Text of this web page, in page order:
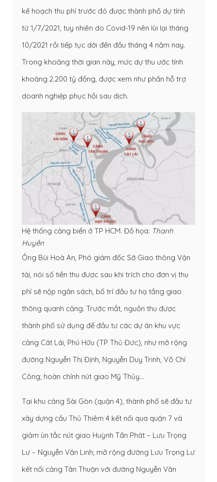
kế hoạch thu phí trước đó được thành phố dự tính
từ 1/7/2021, tuy nhiên do Covid-19 nên lùi lại tháng
10/2021 rồi tiếp tục dời đến đầu tháng 4 năm nay.
Trong khoảng thời gian này, mức dự thu ước tính
khoảng 2.200 tỷ đồng, được xem như phần hỗ trợ
doanh nghiệp phục hồi sau dịch.
Hệ thống cảng biển ở TP HCM. Đồ họa: Thanh
Huyền
Ông Bùi Hoà An, Phó giám đốc Sở Giao thông Vận
tải, nói số tiền thu được sau khi trích cho đơn vị thu
phí sẽ nộp ngân sách, bố trí đầu tư hạ tầng giao
thông quanh cảng. Trước mắt, nguồn thu được
thành phố sử dụng để đầu tư các dự án khu vực
cảng Cát Lái, Phú Hữu (TP Thủ Đức), như mở rộng
đường Nguyễn Thị Định, Nguyễn Duy Trinh, Võ Chí
Công; hoàn chỉnh nút giao Mỹ Thủy…
Tại khu cảng Sài Gòn (quận 4), thành phố sẽ đầu tư
xây dựng cầu Thủ Thiêm 4 kết nối qua quận 7 và
giảm ùn tắc nút giao Huỳnh Tấn Phát – Lưu Trọng
Lư – Nguyễn Văn Linh; mở rộng đường Lưu Trọng Lư
kết nối cảng Tân Thuận với đường Nguyễn Văn